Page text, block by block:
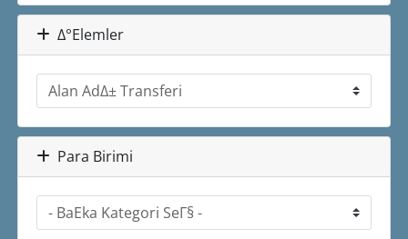
Δ°Εlemler
Para Birimi